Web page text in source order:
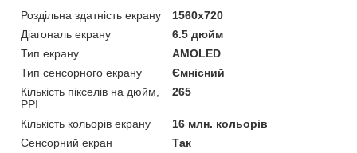
Роздільна здатність екрану
1560х720
Діагональ екрану
6.5 дюйм
Тип екрану
AMOLED
Тип сенсорного екрану
Ємнісний
Кількість пікселів на дюйм,
PPI
265
Кількість кольорів екрану
16 млн. кольорів
Сенсорний екран
Так